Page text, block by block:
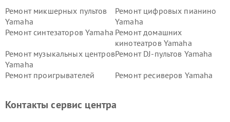
Ремонт микшерных пультов
Yamaha
Ремонт цифровых пианино
Yamaha
Ремонт синтезаторов Yamaha Ремонт домашних
кинотеатров Yamaha
Ремонт музыкальных центров
Yamaha
Ремонт DJ-пультов Yamaha
Ремонт проигрывателей
Ремонт ресиверов Yamaha
Yamaha
Yamaha
Контакты сервис центра